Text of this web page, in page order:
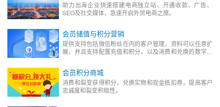
助力出海企业快速搭建电商独立站、开通收款、广告、
SEO及社交媒体，急速开启外贸电商之旅。
会员储值与积分营销
提供支持包括微信粉丝在内的客户管理，资料可以任意扩
展，并且支持配置充值和积分，以及消费和兑换的数字化
会员积分商城
消费和裂变获得积分，兑换实物和现金抵扣券，提高客户
忠诚度和裂变积极性。